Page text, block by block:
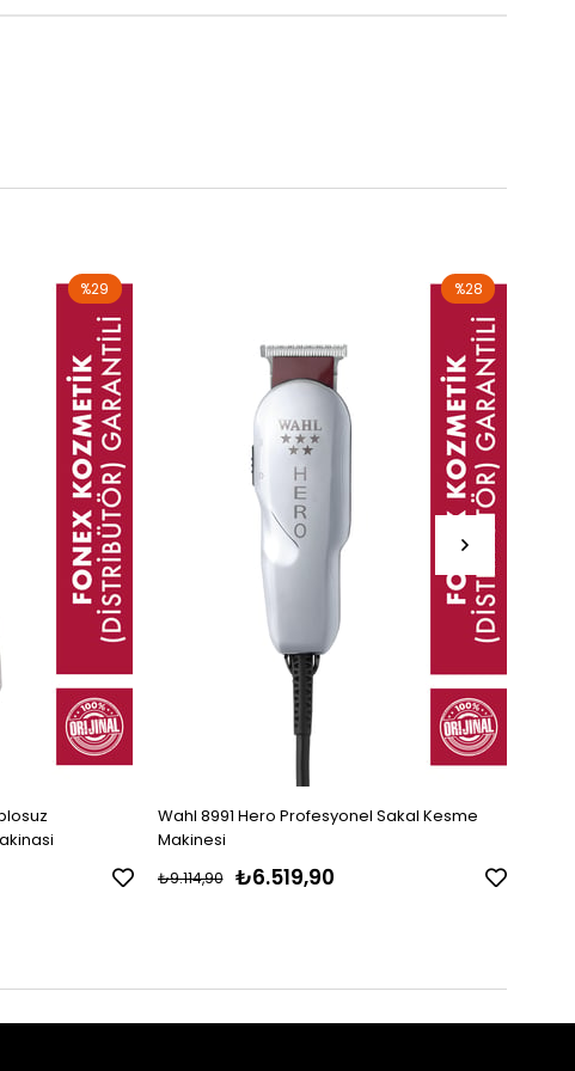
%29
Wahl 8991 Hero Profesyonel Sakal Kesme
Makinesi
₺6.519,90
₺9.114,90
%28